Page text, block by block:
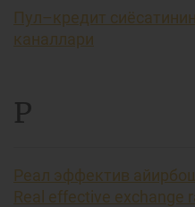
Пул–кредит
каналлари
Р
Реал эффектив
Real effective exchange